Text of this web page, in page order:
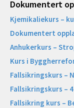
Dokumentert
Kjemikaliekurs –
Dokumentert
Anhukerkurs –
Kurs i
Fallsikringskurs –
Fallsikringskurs –
Fallsikring kurs –